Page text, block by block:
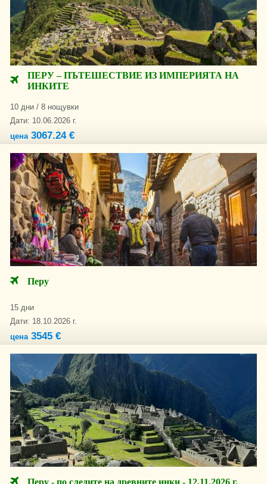
ПЕРУ – ПЪТЕШЕСТВИЕ ИЗ ИМПЕРИЯТА НА
ИНКИТЕ
10 дни / 8 нощувки
Дати: 10.06.2026 г.
цена3067.24 €
Перу
15 дни
Дати: 18.10.2026 г.
цена3545 €
Перу - по следите на древните инки - 12.11.2026 г.